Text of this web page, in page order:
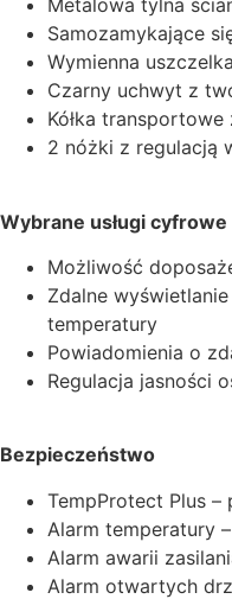
Metalowa tylna
Samozamykające
Wymienna
Czarny uchwyt z
Kółka transportowe
2 nóżki z regulacją
Wybrane usługi
Możliwość
Zdalne
temperatury
Powiadomienia o
Regulacja jasności
Bezpieczeństwo
TempProtect Plus
Alarm temperatury
Alarm awarii
Alarm otwartych